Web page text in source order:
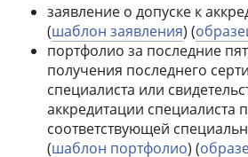
заявление о допуске к
(шаблон заявления) (
портфолио за последние
получения последнего
специалиста или
аккредитации специалиста
соответствующей
(шаблон портфолио) (